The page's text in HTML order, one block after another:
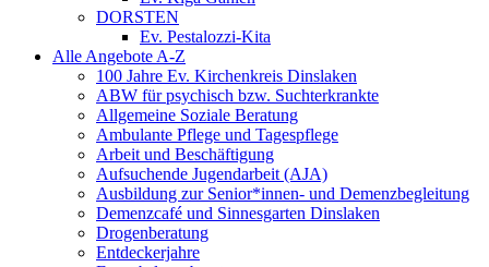
DORSTEN
Ev. Pestalozzi-Kita
Alle Angebote A-Z
100 Jahre Ev. Kirchenkreis Dinslaken
ABW für psychisch bzw. Suchterkrankte
Allgemeine Soziale Beratung
Ambulante Pflege und Tagespflege
Arbeit und Beschäftigung
Aufsuchende Jugendarbeit (AJA)
Ausbildung zur Senior*innen- und Demenzbegleitung
Demenzcafé und Sinnesgarten Dinslaken
Drogenberatung
Entdeckerjahre